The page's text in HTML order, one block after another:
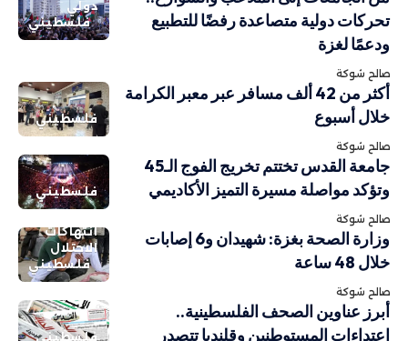
دولي
فلسطيني
تحركات دولية متصاعدة رفضًا للتطبيع
ودعمًا لغزة
صالح شوكة
فلسطيني
أكثر من 42 ألف مسافر عبر معبر الكرامة
خلال أسبوع
صالح شوكة
فلسطيني
جامعة القدس تختتم تخريج الفوج الـ45
وتؤكد مواصلة مسيرة التميز الأكاديمي
صالح شوكة
انتهاكات
الاحتلال
فلسطيني
وزارة الصحة بغزة: شهيدان و6 إصابات
خلال 48 ساعة
صالح شوكة
فلسطيني
أبرز عناوين الصحف الفلسطينية..
اعتداءات المستوطنين وقلنديا تتصدر